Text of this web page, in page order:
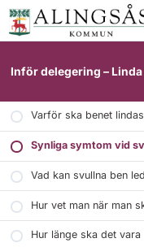
Inför delegering – Linda
Varför ska benet
Synliga symtom vid
Vad kan svullna ben
Hur vet man när man
Hur länge ska det vara